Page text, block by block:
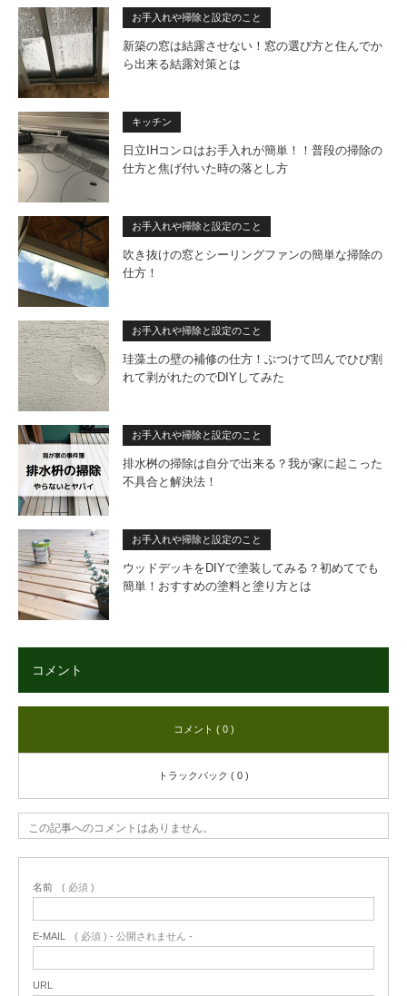
お手入れや掃除と設定のこと
新築の窓は結露させない！窓の選び方と住んでか
ら出来る結露対策とは
キッチン
日立IHコンロはお手入れが簡単！！普段の掃除の
仕方と焦げ付いた時の落とし方
お手入れや掃除と設定のこと
吹き抜けの窓とシーリングファンの簡単な掃除の
仕方！
お手入れや掃除と設定のこと
珪藻土の壁の補修の仕方！ぶつけて凹んでひび割
れて剥がれたのでDIYしてみた
お手入れや掃除と設定のこと
排水桝の掃除は自分で出来る？我が家に起こった
不具合と解決法！
お手入れや掃除と設定のこと
ウッドデッキをDIYで塗装してみる？初めてでも
簡単！おすすめの塗料と塗り方とは
コメント
コメント ( 0 )
トラックバック ( 0 )
この記事へのコメントはありません。
名前 ( 必須 )
E-MAIL ( 必須 ) - 公開されません -
URL